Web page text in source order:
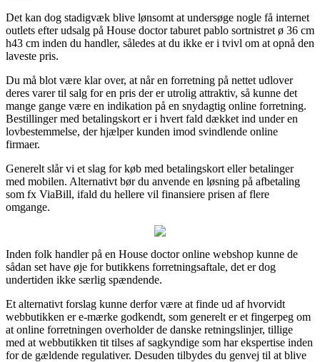
Det kan dog stadigvæk blive lønsomt at undersøge nogle få internet
outlets efter udsalg på House doctor taburet pablo sortnistret ø 36 cm
h43 cm inden du handler, således at du ikke er i tvivl om at opnå den
laveste pris.
Du må blot være klar over, at når en forretning på nettet udlover
deres varer til salg for en pris der er utrolig attraktiv, så kunne det
mange gange være en indikation på en snydagtig online forretning.
Bestillinger med betalingskort er i hvert fald dækket ind under en
lovbestemmelse, der hjælper kunden imod svindlende online
firmaer.
Generelt slår vi et slag for køb med betalingskort eller betalinger
med mobilen. Alternativt bør du anvende en løsning på afbetaling
som fx ViaBill, ifald du hellere vil finansiere prisen af flere
omgange.
Inden folk handler på en House doctor online webshop kunne de
sådan set have øje for butikkens forretningsaftale, det er dog
undertiden ikke særlig spændende.
Et alternativt forslag kunne derfor være at finde ud af hvorvidt
webbutikken er e-mærke godkendt, som generelt er et fingerpeg om
at online forretningen overholder de danske retningslinjer, tillige
med at webbutikken tit tilses af sagkyndige som har ekspertise inden
for de gældende regulativer. Desuden tilbydes du genvej til at blive